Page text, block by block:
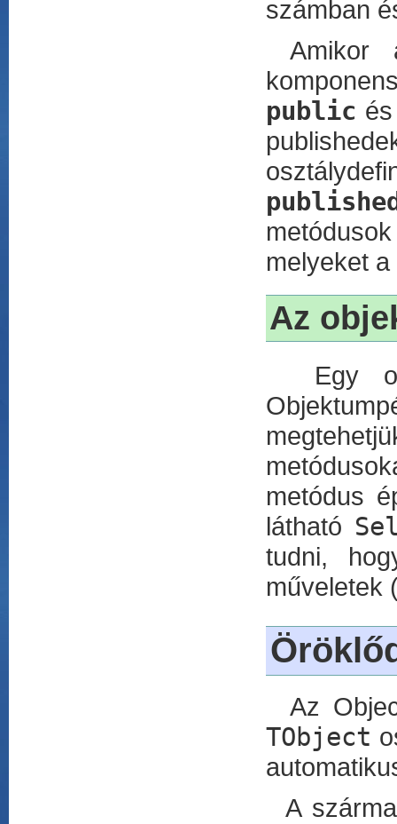
számban
Amikor
public
melyeket
Az
Egy
metódus
látható
tudni,
műveletek
Az
TObject
A